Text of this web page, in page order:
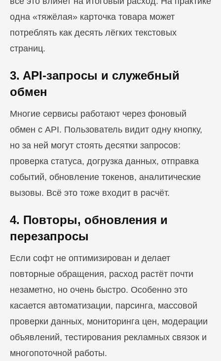
одна «тяжёлая» карточка товара может
потреблять как десять лёгких текстовых
страниц.
3. API-запросы и служебный
обмен
Многие сервисы работают через фоновый
обмен с API. Пользователь видит одну кнопку,
но за ней могут стоять десятки запросов:
проверка статуса, догрузка данных, отправка
событий, обновление токенов, аналитические
вызовы. Всё это тоже входит в расчёт.
4. Повторы, обновления и
перезапросы
Если софт не оптимизирован и делает
повторные обращения, расход растёт почти
незаметно, но очень быстро. Особенно это
касается автоматизации, парсинга, массовой
проверки данных, мониторинга цен, модерации
объявлений, тестирования рекламных связок и
многопоточной работы.